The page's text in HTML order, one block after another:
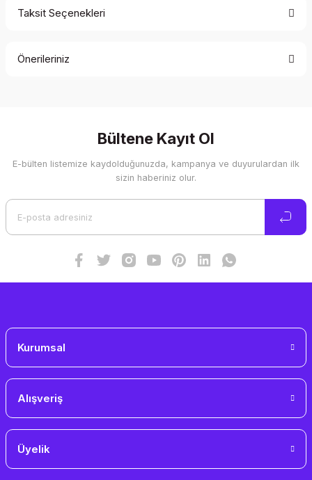
Taksit Seçenekleri
Önerileriniz
Görüş ve önerileriniz için teşekkür ederiz.
Ürün resmi kalitesiz, bozuk veya görüntülenemiyor.
Bültene Kayıt Ol
E-bülten listemize kaydolduğunuzda, kampanya ve duyurulardan ilk
sizin haberiniz olur.
Kurumsal
Alışveriş
Üyelik